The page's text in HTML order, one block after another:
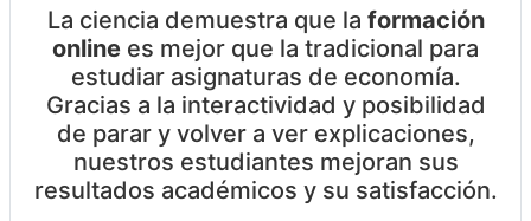
La ciencia demuestra que la formación
online es mejor que la tradicional para
estudiar asignaturas de economía.
Gracias a la interactividad y posibilidad
de parar y volver a ver explicaciones,
nuestros estudiantes mejoran sus
resultados académicos y su satisfacción.